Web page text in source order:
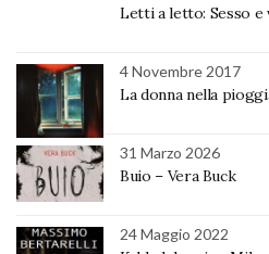
Letti a letto: Sesso
4 Novembre 2017
La donna nella
31 Marzo 2026
Buio – Vera Buck
24 Maggio 2022